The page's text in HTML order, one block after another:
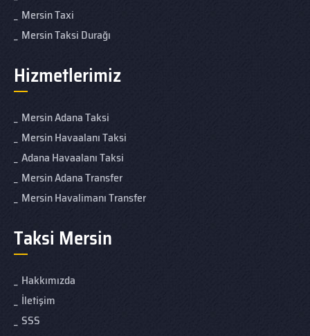
Mersin Taxi
Mersin Taksi Durağı
Hizmetlerimiz
Mersin Adana Taksi
Mersin Havaalanı Taksi
Adana Havaalanı Taksi
Mersin Adana Transfer
Mersin Havalimanı Transfer
Taksi Mersin
Hakkımızda
İletişim
SSS